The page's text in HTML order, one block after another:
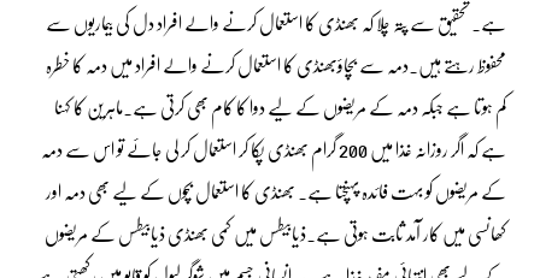
ہے۔ تحقیق سے پتہ چلا کہ بھنڈی کا استعمال کرنے والے افراد دل کی بیماریوں سے
محفوظ رہتے ہیں۔دمہ سے بچاؤبھنڈی کا استعمال کرنے والے افراد میں دمہ کا خطرہ
کم ہوتا ہے جبکہ دمہ کے مریضوں کے لیے دوا کا کام بھی کرتی ہے۔ماہرین کا کہنا
ہے کہ اگر روزانہ غذا میں 200 گرام بھنڈی پکا کر استعمال کر لی جائے تو اس سے دمہ
کے مریضوں کو بہت فائدہ پہنچتا ہے۔ بھنڈی کا استعمال بچوں کے لیے بھی دمہ اور
کھانسی میں کار آمد ثابت ہوتی ہے۔ذیابیطس میں کمی بھنڈی ذیابیطس کے مریضوں